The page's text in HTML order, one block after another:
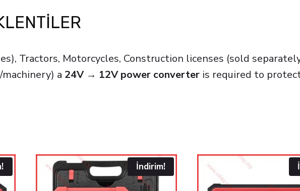
Tractors, Motorcycles, Construction licenses (sold
a 24V → 12V power converteris required to
İndirim!